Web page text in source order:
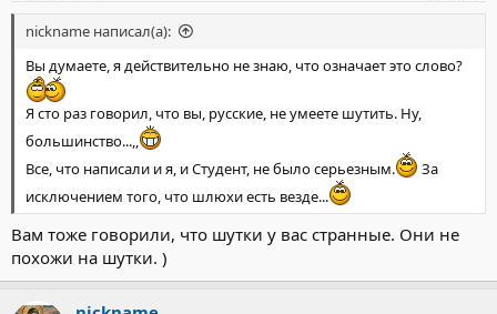
nickname написал(а):
Вы думаете, я действительно не знаю, что означает это слово?
Я сто раз говорил, что вы, русские, не умеете шутить. Ну,
большинство...,,
Все, что написали и я, и Студент, не было серьезным.
За
исключением того, что шлюхи есть везде...
Вам тоже говорили, что шутки у вас странные. Они не
похожи на шутки. )